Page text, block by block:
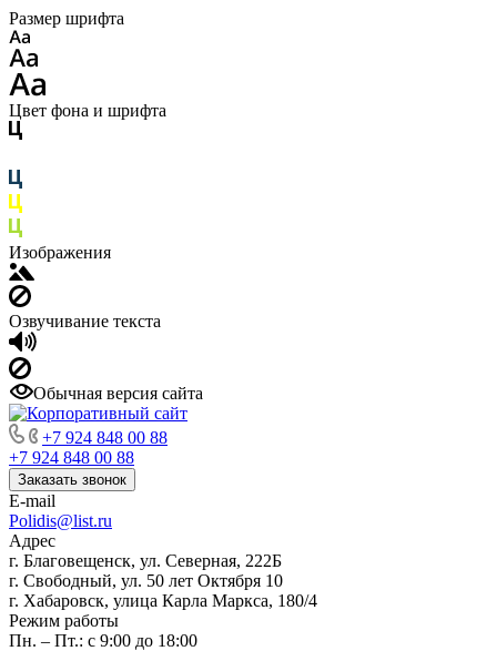
Размер шрифта
Цвет фона и шрифта
Изображения
Озвучивание текста
Обычная версия сайта
+7 924 848 00 88
+7 924 848 00 88
Заказать звонок
E-mail
Polidis@list.ru
Адрес
г. Благовещенск, ул. Северная, 222Б
г. Свободный, ул. 50 лет Октября 10
г. Хабаровск, улица Карла Маркса, 180/4
Режим работы
Пн. – Пт.: с 9:00 до 18:00